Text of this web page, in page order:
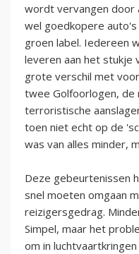
wordt vervangen door
wel goedkopere
groen label. Iedereen
leveren aan het stukje
grote verschil met
twee Golfoorlogen, de
terroristische
toen niet echt op de
was van alles minder,
Deze gebeurtenissen
snel moeten omgaan
reizigersgedrag.
Simpel, maar het
om in